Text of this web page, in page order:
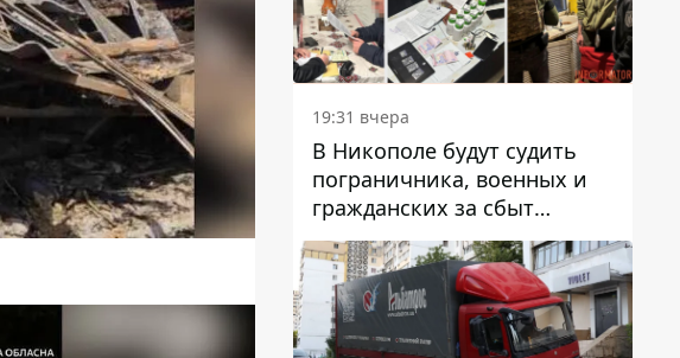
19:31 вчера
В Никополе будут судить
пограничника, военных и
гражданских за сбыт
психотропов